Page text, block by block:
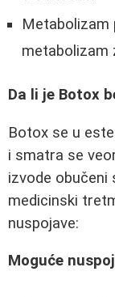
Metabolizam
metabolizam
Da li je Botox
Botox se u
i smatra se
izvode obučeni
medicinski
nuspojave:
Moguće